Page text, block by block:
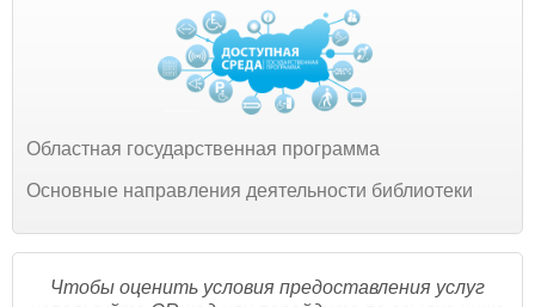
Областная государственная программа
Основные направления деятельности библиотеки
Чтобы оценить условия предоставления услуг